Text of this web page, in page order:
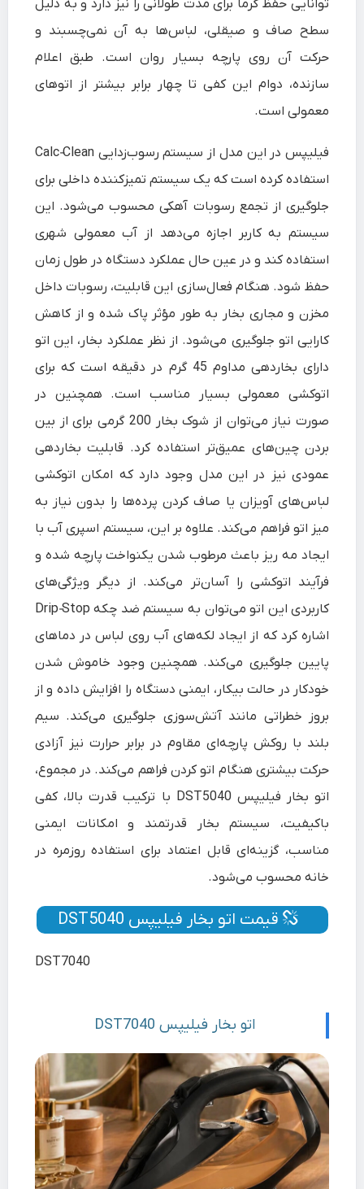
توانایی حفظ گرما برای مدت طولانی را نیز دارد و به دلیل
سطح صاف و صیقلی، لباس‌ها به آن نمی‌چسبند و
حرکت آن روی پارچه بسیار روان است. طبق اعلام
سازنده، دوام این کفی تا چهار برابر بیشتر از اتوهای
معمولی است.
فیلیپس در این مدل از سیستم رسوب‌زدایی Calc‑Clean
استفاده کرده است که یک سیستم تمیزکننده داخلی برای
جلوگیری از تجمع رسوبات آهکی محسوب می‌شود. این
سیستم به کاربر اجازه می‌دهد از آب معمولی شهری
استفاده کند و در عین حال عملکرد دستگاه در طول زمان
حفظ شود. هنگام فعال‌سازی این قابلیت، رسوبات داخل
مخزن و مجاری بخار به طور مؤثر پاک شده و از کاهش
کارایی اتو جلوگیری می‌شود. از نظر عملکرد بخار، این اتو
دارای بخاردهی مداوم 45 گرم در دقیقه است که برای
اتوکشی معمولی بسیار مناسب است. همچنین در
صورت نیاز می‌توان از شوک بخار 200 گرمی برای از بین
بردن چین‌های عمیق‌تر استفاده کرد. قابلیت بخاردهی
عمودی نیز در این مدل وجود دارد که امکان اتوکشی
لباس‌های آویزان یا صاف کردن پرده‌ها را بدون نیاز به
میز اتو فراهم می‌کند. علاوه بر این، سیستم اسپری آب با
ایجاد مه ریز باعث مرطوب شدن یکنواخت پارچه شده و
فرآیند اتوکشی را آسان‌تر می‌کند. از دیگر ویژگی‌های
کاربردی این اتو می‌توان به سیستم ضد چکه Drip‑Stop
اشاره کرد که از ایجاد لکه‌های آب روی لباس در دماهای
پایین جلوگیری می‌کند. همچنین وجود خاموش شدن
خودکار در حالت بیکار، ایمنی دستگاه را افزایش داده و از
بروز خطراتی مانند آتش‌سوزی جلوگیری می‌کند. سیم
بلند با روکش پارچه‌ای مقاوم در برابر حرارت نیز آزادی
حرکت بیشتری هنگام اتو کردن فراهم می‌کند. در مجموع،
اتو بخار فیلیپس DST5040 با ترکیب قدرت بالا، کفی
باکیفیت، سیستم بخار قدرتمند و امکانات ایمنی
مناسب، گزینه‌ای قابل اعتماد برای استفاده روزمره در
خانه محسوب می‌شود.
قیمت اتو بخار فیلیپس DST5040
DST7040
اتو بخار فیلیپس DST7040